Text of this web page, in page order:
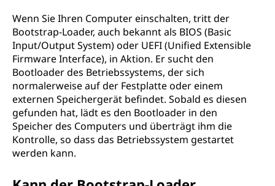
Wenn Sie Ihren Computer einschalten, tritt der
Bootstrap-Loader, auch bekannt als BIOS (Basic
Input/Output System) oder UEFI (Unified Extensible
Firmware Interface), in Aktion. Er sucht den
Bootloader des Betriebssystems, der sich
normalerweise auf der Festplatte oder einem
externen Speichergerät befindet. Sobald es diesen
gefunden hat, lädt es den Bootloader in den
Speicher des Computers und überträgt ihm die
Kontrolle, so dass das Betriebssystem gestartet
werden kann.